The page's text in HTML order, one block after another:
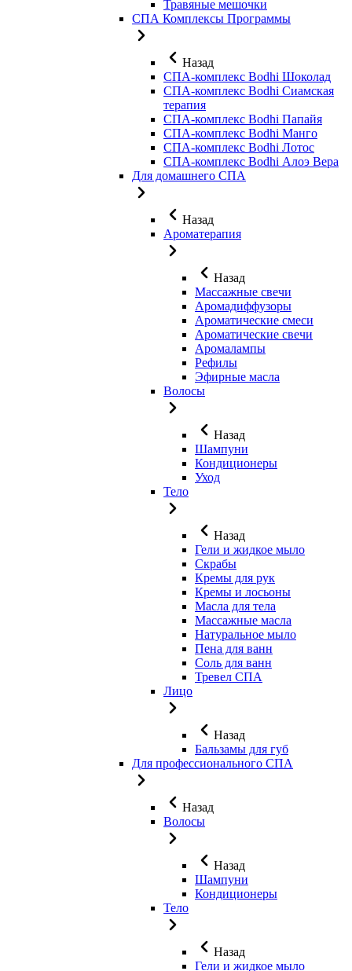
Травяные мешочки
СПА Комплексы Программы
Назад
СПА-комплекс Bodhi Шоколад
СПА-комплекс Bodhi Сиамская
терапия
СПА-комплекс Bodhi Папайя
СПА-комплекс Bodhi Манго
СПА-комплекс Bodhi Лотос
СПА-комплекс Bodhi Алоэ Вера
Для домашнего СПА
Назад
Ароматерапия
Назад
Массажные свечи
Аромадиффузоры
Ароматические смеси
Ароматические свечи
Аромалампы
Рефилы
Эфирные масла
Волосы
Назад
Шампуни
Кондиционеры
Уход
Тело
Назад
Гели и жидкое мыло
Скрабы
Кремы для рук
Кремы и лосьоны
Масла для тела
Массажные масла
Натуральное мыло
Пена для ванн
Соль для ванн
Тревел СПА
Лицо
Назад
Бальзамы для губ
Для профессионального СПА
Назад
Волосы
Назад
Шампуни
Кондиционеры
Тело
Назад
Гели и жидкое мыло